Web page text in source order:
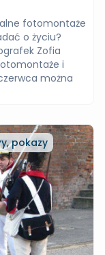
fotomontaże
o życiu?
Zofia
i
można
pokazy